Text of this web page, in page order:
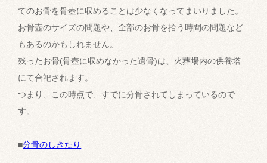
てのお骨を骨壺に収めることは少なくなってまいりました。
お骨壺のサイズの問題や、全部のお骨を拾う時間の問題など
もあるのかもしれません。
残ったお骨(骨壺に収めなかった遺骨)は、火葬場内の供養塔
にて合祀されます。
つまり、この時点で、すでに分骨されてしまっているので
す。
■分骨のしきたり